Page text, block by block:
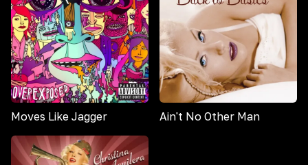
Moves Like Jagger Ain't No Other Man